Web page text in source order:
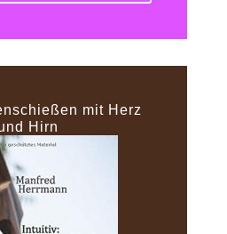
mit Herz
Hirn